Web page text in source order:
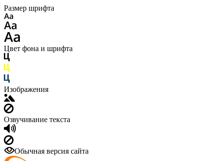
Размер шрифта
Цвет фона и шрифта
Изображения
Озвучивание текста
Обычная версия сайта